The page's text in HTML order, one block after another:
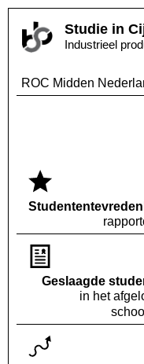
Studie in
Industrieel
ROC Midden
Geslaagde
in het